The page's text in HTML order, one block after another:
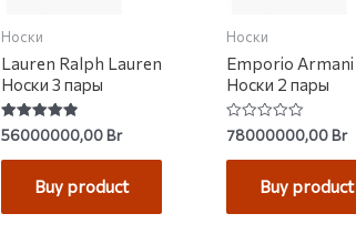
Носки
Lauren Ralph Lauren
Носки 3 пары
Rated
4.92
out of 5
56000000,00Br
Buy product
Носки
Emporio Armani
Носки 2 пары
Rated
0
out
78000000,00Br
Buy product